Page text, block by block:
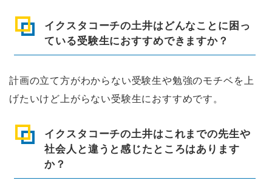
イクスタコーチの土井はどんなことに困っ
ている受験生におすすめできますか？
計画の立て方がわからない受験生や勉強のモチベを上
げたいけど上がらない受験生におすすめです。
イクスタコーチの土井はこれまでの先生や
社会人と違うと感じたところはあります
か？